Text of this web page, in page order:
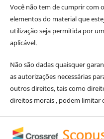
Você não tem de cumprir com
elementos do material que
utilização seja permitida por
aplicável.
Não são dadas quaisquer
as autorizações necessárias
outros direitos, tais como
direitos morais , podem limitar